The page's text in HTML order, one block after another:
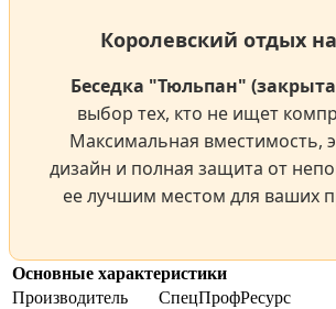
Королевский отдых
Беседка "Тюльпан"
выбор тех, кто не ищет
Максимальная вместимость,
дизайн и полная защита от
ее лучшим местом для ваших
Основные характеристики
Производитель
СпецПрофРесурс